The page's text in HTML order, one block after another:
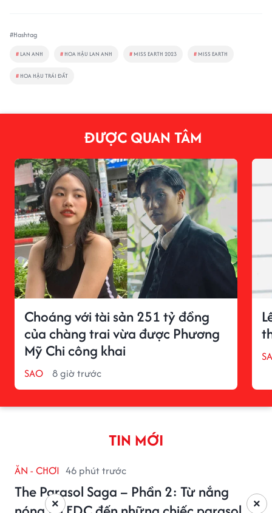
#Hashtag
# LAN ANH # HOA HẬU LAN ANH # MISS EARTH 2023 # MISS EARTH
# HOA HẬU TRÁI ĐẤT
ĐƯỢC QUAN TÂM
Choáng với tài sản 251 tỷ đồng
của chàng trai vừa được Phương
Mỹ Chi công khai
SAO 8 giờ trước
TIN MỚI
ĂN - CHƠI 46 phút trước
The Parasol Saga – Phần 2: Từ nắng
×
×